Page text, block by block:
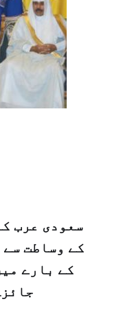
سعودی عرب
کے وساطت
کے بارے